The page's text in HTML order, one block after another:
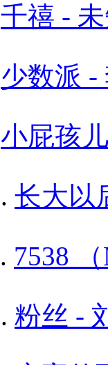
千禧 -
少数派 -
小屁孩
. 长大以
. 7538
. 粉丝 -